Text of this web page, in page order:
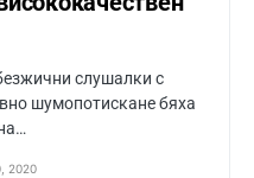
слушалки с
шумопотискане бяха
2020